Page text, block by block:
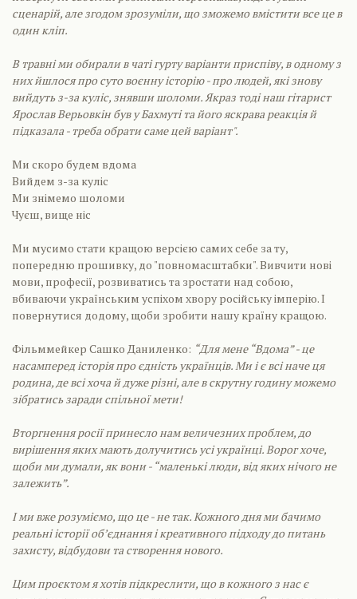
сценарій, але згодом зрозуміли, що зможемо вмістити все це в
один кліп.
В травні ми обирали в чаті гурту варіанти приспіву, в одному з
них йшлося про суто воєнну історію - про людей, які знову
вийдуть з-за куліс, знявши шоломи. Якраз тоді наш гітарист
Ярослав Верьовкін був у Бахмуті та його яскрава реакція й
підказала - треба обрати саме цей варіант".
Ми скоро будем вдома
Вийдем з-за куліс
Ми знімемо шоломи
Чуєш, вище ніс
Ми мусимо стати кращою версією самих себе за ту,
попередню прошивку, до "повномасштабки". Вивчити нові
мови, професії, розвиватись та зростати над собою,
вбиваючи українським успіхом хвору російську імперію. І
повернутися додому, щоби зробити нашу країну кращою.
Фільммейкер Сашко Даниленко: “Для мене “Вдома” - це
насамперед історія про єдність українців. Ми і є всі наче ця
родина, де всі хоча й дуже різні, але в скрутну годину можемо
зібратись заради спільної мети!
Вторгнення росії принесло нам величезних проблем, до
вирішення яких мають долучитись усі українці. Ворог хоче,
щоби ми думали, як вони - “маленькі люди, від яких нічого не
залежить”.
І ми вже розуміємо, що це - не так. Кожного дня ми бачимо
реальні історії обʼєднання і креативного підходу до питань
захисту, відбудови та створення нового.
Цим проєктом я хотів підкреслити, що в кожного з нас є